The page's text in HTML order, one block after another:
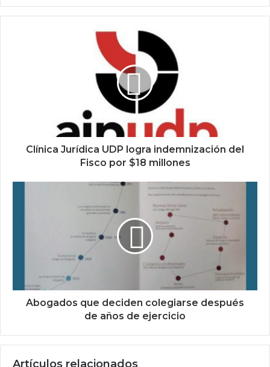
Clínica Jurídica UDP logra indemnización del
Fisco por $18 millones
Abogados que deciden colegiarse después
de años de ejercicio
Artículos relacionados